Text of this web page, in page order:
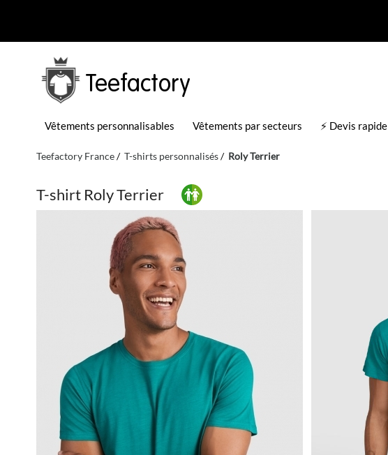
Teefactory
Vêtements personnalisables Vêtements par secteurs ⚡ Devis rapide
Teefactory France T-shirts personnalisés Roly Terrier
T-shirt Roly Terrier